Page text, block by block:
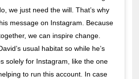
we just need the will. That’s why
message on Instagram. Because
we can inspire change.
usual habitat so while he’s
solely for Instagram, like the one
to run this account. In case